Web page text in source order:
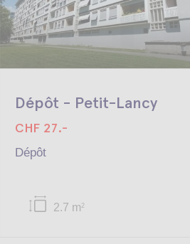
Dépôt - Petit-Lancy
CHF 27.-
Dépôt
2.7 m2